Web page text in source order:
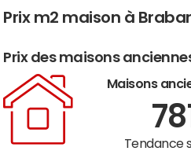
Prix m2 maison à
Prix des maisons
Maisons
781
Tendance